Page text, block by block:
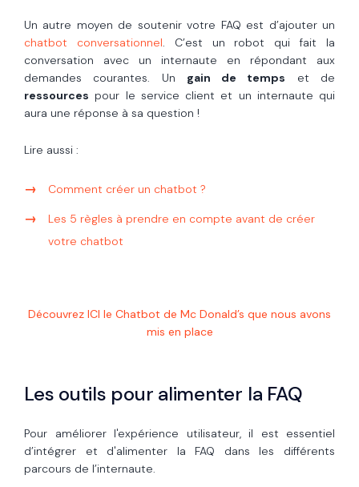
Un autre moyen de soutenir votre FAQ est d’ajouter un
chatbot conversationnel . C’est un robot qui fait la
conversation avec un internaute en répondant aux
demandes courantes. Un gain de temps et de
ressources pour le service client et un internaute qui
aura une réponse à sa question !
Lire aussi :
Comment créer un chatbot ?
Les 5 règles à prendre en compte avant de créer
votre chatbot
Découvrez ICI le Chatbot de Mc Donald’s que nous avons
mis en place
Les outils pour alimenter la FAQ
Pour améliorer l'expérience utilisateur, il est essentiel
d’intégrer et d'alimenter la FAQ dans les différents
parcours de l’internaute.